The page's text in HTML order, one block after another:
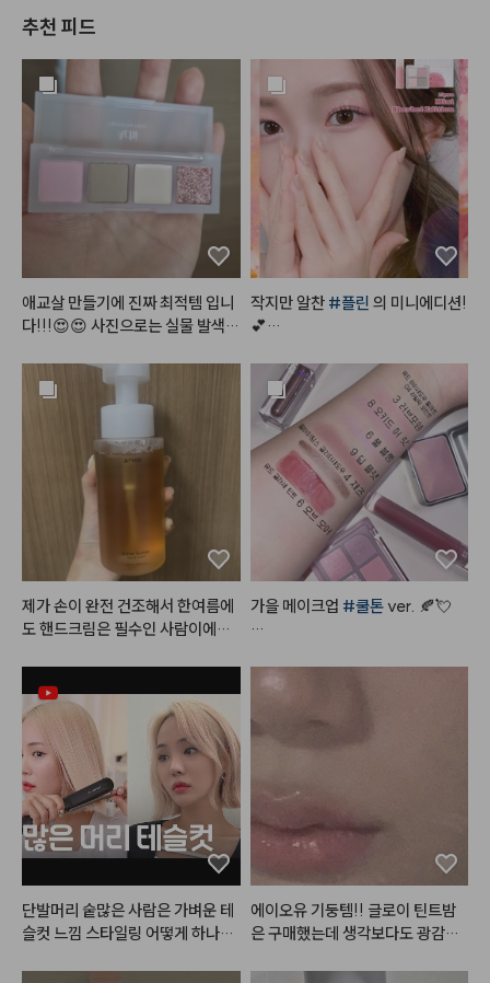
추천 피드
애교살 만들기에 진짜 최적템 입니
다!!!😍😍 사진으로는 실물 발색이
라펄+핑크펄 섞여서 진짜 영롱하
게 반짝거리구요.✨️ 음영컬러도 진
짜 딱 그림자컬러에요. 쿨핑크 베이
스컬러도 예쁘고, 저 하얀게 크림컨
실러 였더라구요~ 제형도 딱 적당
하고 발색력도 좋고 주름에 끼이지
도 않아요. 팔레트가 예상했던대로
엄청난 초미니 사이즈이긴 한데,
다 쓰면 재구매의사 매우 있습니
다❣️❣️
작지만 알찬 #플린 의 미니에디션!
💕
디뮤어 아이섀도우 팔레트 02
로즌샤벳
⠀
물광처럼 챠르르 떨어지는 시원한
핑크실버 펄,
상큼한 #살얼음핑크 계열 포인트
#흰끼낭낭 한 하얀핑크에 실버펄
붉은끼, 노란끼 쫘악뺀 그레이시한
음영컬러까지
제대로 여름쿨톤을 저격하는 구성
펄 없이는 깔끔하고 청순한 느낌인
데
펄 얹으면 발랄하고 사랑스러운 느
그리고 다이브 워터 틴트 4호
새끼 손가락 만한 미니미도 같이 들
어있어용!
안개낀듯한 차분한 뮤트핑크로
팔레트와도 찰떡궁합인 컬러!
블러셔로 사용해도 잘어울리죠?💕
제가 손이 완전 건조해서 한여름에
도 핸드크림은 필수인 사람이에요.
이 마르고 건조해지는데, 이 제품은
손 씻고나서 건조하거나 당김이 없
어서 좋았어요!!
#헤메코리뷰어
가을 메이크업 #쿨톤 ver. 🍂💘
오묘하면서도 분위기 있는
#뮤드
숄 모먼트 아이섀도우 팔
5번 컬러로 눈 두덩이를 전체적으
9번 컬러로 쌍꺼풀 라인에 음영을
6번 컬러로 눈 두덩이 중앙을 시작
으로 가장자리까지 퍼뜨려 주고
10번 컬러로 눈 꼬리 음영을 준다
- #스킨푸드 버터리 치크 케이크 [
단발머리 숱많은 사람은 가벼운 테
슬컷 느낌 스타일링 어떻게 하나요
에이오유 기둥템!! 글로이 틴트밤
은 구매했는데 생각보다도 광감이